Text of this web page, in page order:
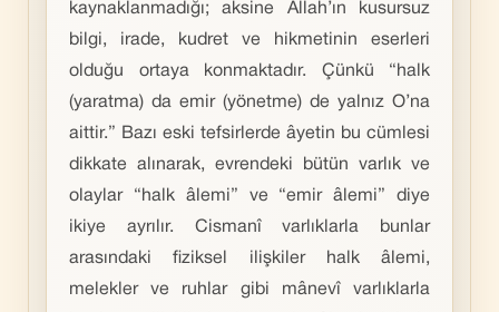
kaynaklanmadığı; aksine Allah’ın kusursuz
bilgi, irade, kudret ve hikmetinin eserleri
olduğu ortaya konmaktadır. Çünkü “halk
(yaratma) da emir (yönetme) de yalnız O’na
aittir.” Bazı eski tefsirlerde âyetin bu cümlesi
dikkate alınarak, evrendeki bütün varlık ve
olaylar “halk âlemi” ve “emir âlemi” diye
ikiye ayrılır. Cismanî varlıklarla bunlar
arasındaki fiziksel ilişkiler halk âlemi,
melekler ve ruhlar gibi mânevî varlıklarla